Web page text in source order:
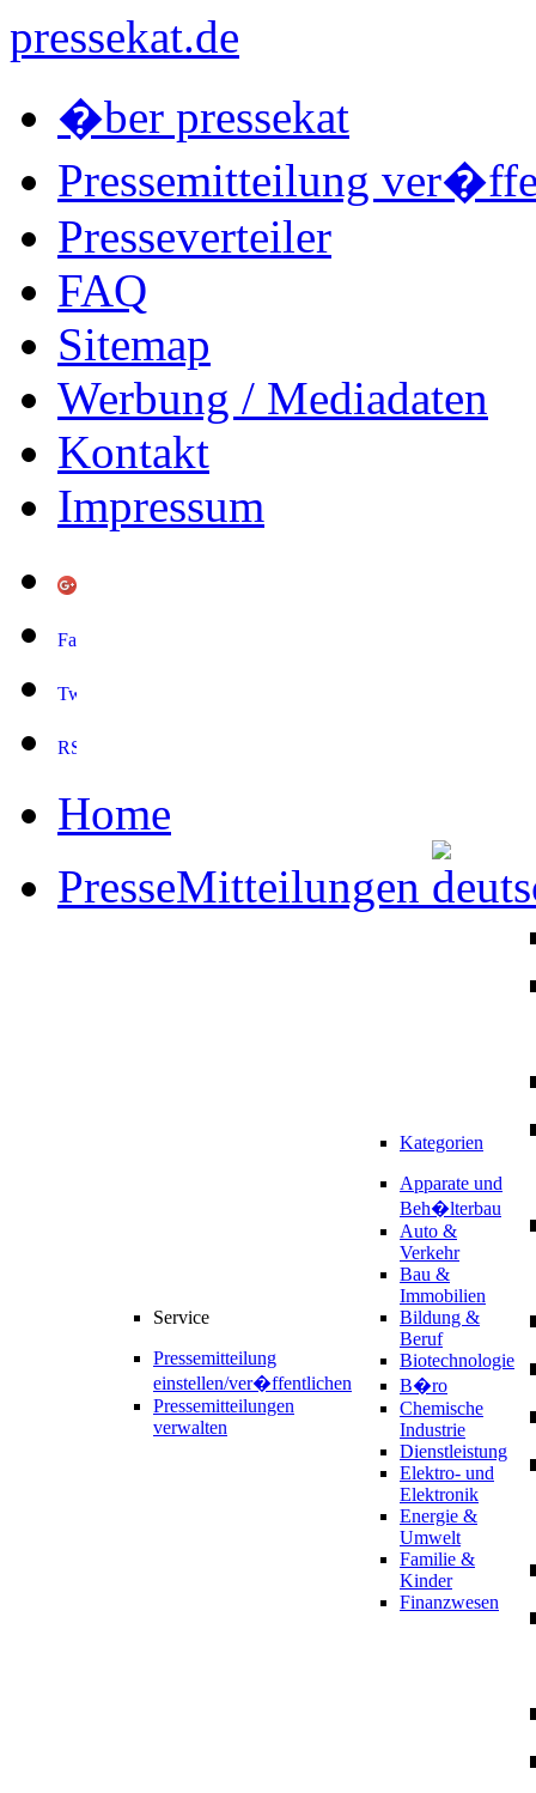
pressekat.de
�ber pressekat
Pressemitteilung
Presseverteiler
FAQ
Sitemap
Werbung / Mediadaten
Kontakt
Impressum
Home
PresseMitteilungen
Service
Pressemitteilung
einstellen/ver�ffentlichen
Pressemitteilungen
verwalten
Kategorien
Apparate und
Beh�lterbau
Auto &
Verkehr
Bau &
Immobilien
Bildung &
Beruf
Biotechnologie
B�ro
Chemische
Industrie
Dienstleistung
Elektro- und
Elektronik
Energie &
Umwelt
Familie &
Kinder
Finanzwesen